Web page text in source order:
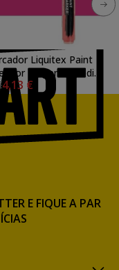
Liquitex Paint
cor Magenta Médio
(2 mm)
4,13 €
E FIQUE A PAR